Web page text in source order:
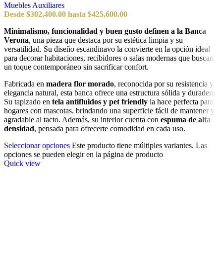
Muebles Auxiliares
Desde $302,400.00 hasta $425,600.00
Minimalismo, funcionalidad y buen gusto definen a la Banca
Verona, una pieza que destaca por su estética limpia y su
versatilidad. Su diseño escandinavo la convierte en la opción ideal
para decorar habitaciones, recibidores o salas modernas que buscan
un toque contemporáneo sin sacrificar confort.
Fabricada en madera flor morado, reconocida por su resistencia y
elegancia natural, esta banca ofrece una estructura sólida y duradera.
Su tapizado en tela antifluidos y pet friendly la hace perfecta para
hogares con mascotas, brindando una superficie fácil de mantener y
agradable al tacto. Además, su interior cuenta con espuma de alta
densidad, pensada para ofrecerte comodidad en cada uso.
Seleccionar opciones Este producto tiene múltiples variantes. Las
opciones se pueden elegir en la página de producto
Quick view